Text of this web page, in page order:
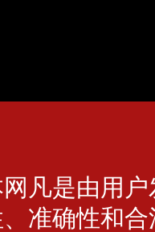
凡是由用
准确性和